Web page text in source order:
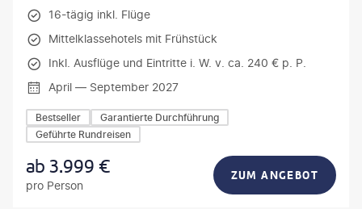
16-tägig inkl. Flüge
Mittelklassehotels mit Frühstück
Inkl. Ausflüge und Eintritte i. W. v. ca. 240 € p. P.
April — September 2027
Bestseller
Garantierte Durchführung
Geführte Rundreisen
ab3.999 €
pro Person
ZUM ANGEBOT